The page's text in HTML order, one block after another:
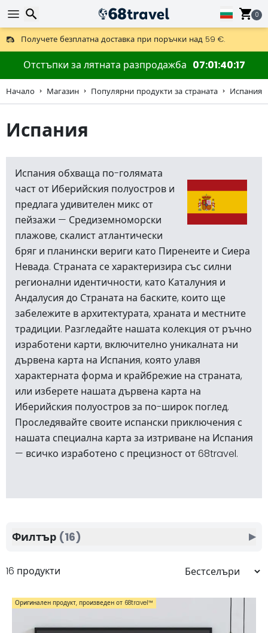
0
Получете безплатна доставка при поръчки над 59 €.
Предлага се и DHL Express за една нощ.
30 дни за връщане, 90 дни за дървени карти и декорации.
Отстъпки за лятната разпродажба 07014016
Начало Магазин Популярни продукти за страната Испания
Испания
Испания обхваща по-голямата
част от Иберийския полуостров и
предлага удивителен микс от
пейзажи — Средиземноморски
плажове, скалист атлантически
бряг и планински вериги като Пиренеите и Сиера
Невада. Страната се характеризира със силни
регионални идентичности, като Каталуния и
Андалусия до Страната на баските, които ще
забележите в архитектурата, храната и местните
традиции. Разгледайте нашата колекция от ръчно
изработени карти, включително уникалната ни
дървена карта на Испания, която улавя
характерната форма и крайбрежие на страната,
или изберете нашата дървена карта на
Иберийския полуостров за по-широк поглед.
Проследявайте своите испански приключения с
нашата специална карта за изтриване на Испания
— всичко изработено с прецизност от 68travel.
16 продукти
Оригинален продукт, произведен от 68travel™️
Филтър (16) ▶
Търсене